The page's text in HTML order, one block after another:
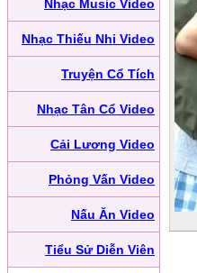
Nhạc Music Video
Nhạc Thiếu Nhi Video
Truyện Cổ Tích
Nhạc Tân Cổ Video
Cải Lương Video
Phỏng Vấn Video
Nấu Ăn Video
Tiểu Sử Diễn Viên